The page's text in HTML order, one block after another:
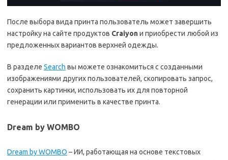
После выбора вида принта пользователь может завершить
настройку на сайте продуктов Craiyonи приобрести любой из
предложенных вариантов верхней одежды.
В разделе Search вы можете ознакомиться с созданными
изображениями других пользователей, скопировать запрос,
сохранить картинки, использовать их для повторной
генерации или применить в качестве принта.
Dream by WOMBO
Dream by WOMBO – ИИ, работающая на основе текстовых